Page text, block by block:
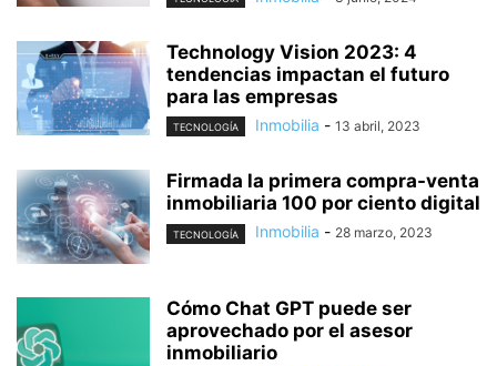
Technology Vision 2023: 4
tendencias impactan el futuro
para las empresas
TECNOLOGÍA Inmobilia - 13 abril, 2023
Firmada la primera compra-venta
inmobiliaria 100 por ciento digital
TECNOLOGÍA Inmobilia - 28 marzo, 2023
Cómo Chat GPT puede ser
aprovechado por el asesor
inmobiliario